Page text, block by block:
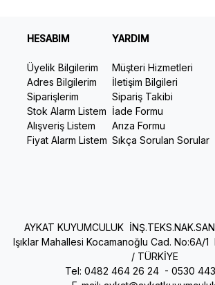
HESABIM
Üyelik Bilgilerim
Adres Bilgilerim
Siparişlerim
Stok Alarm Listem
Alışveriş Listem
Fiyat Alarm Listem
YARDIM
Müşteri Hizmetleri
İletişim Bilgileri
Sipariş Takibi
İade Formu
Arıza Formu
Sıkça Sorulan Sorular
AYKAT KUYUMCULUK
Işıklar Mahallesi Kocamanoğlu Cad. No:6A/1
/ TÜRKİYE
Tel: 0482 464 26 24 - 0530